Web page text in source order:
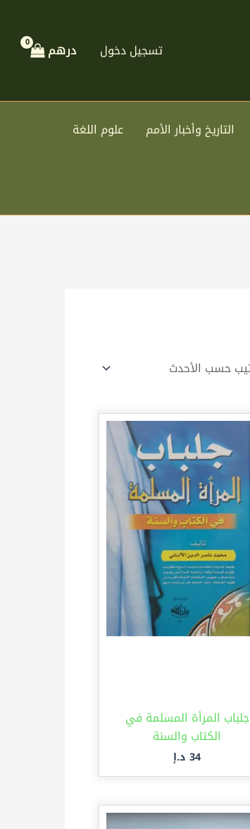
تسجيل دخول درهم
التاريخ وأخبار الأمم علوم اللغة
جلباب المرأة المسلمة في
الكتاب والسنة
34 د.إ